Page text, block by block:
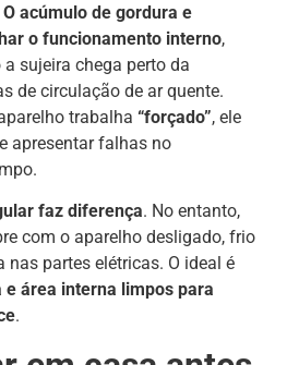
O acúmulo de gordura e
o funcionamento interno,
sujeira chega perto da
de circulação de ar quente.
trabalha “forçado”, ele
apresentar falhas no
faz diferença. No entanto,
com o aparelho desligado, frio
nas partes elétricas. O ideal é
área interna limpos para
.